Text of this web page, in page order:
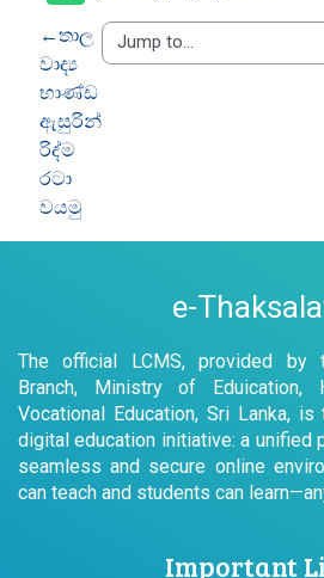
←තාල
වාද්‍ය
භාණ්ඩ
ඇසුරින්
රිද්ම
රටා
වයමු
e-
The official LCMS, provided by
Branch, Ministry of Eduication,
Vocational Education, Sri Lanka,
digital education initiative: a unified
seamless and secure online
can teach and students can
Important